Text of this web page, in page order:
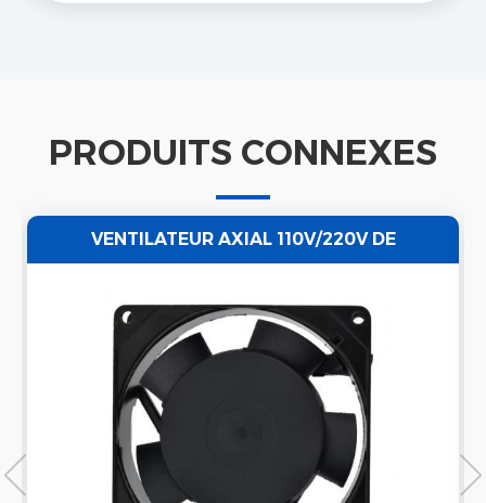
PRODUITS CONNEXES
VENTILATEUR AXIAL 110V/220V DE
ALTERNATIF EN MÉTAL 92X92X25MM